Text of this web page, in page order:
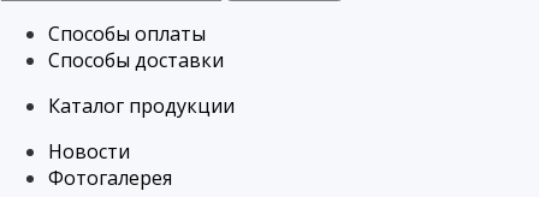
Способы оплаты
Способы доставки
Каталог продукции
Новости
Фотогалерея